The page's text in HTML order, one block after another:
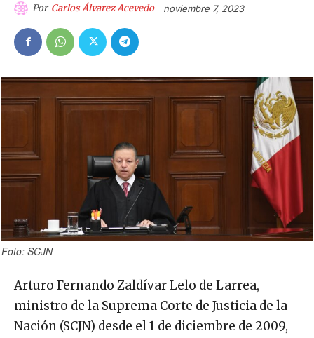
Por Carlos Álvarez Acevedo noviembre 7, 2023
Foto: SCJN
Arturo Fernando Zaldívar Lelo de Larrea​​,
ministro de la Suprema Corte de Justicia de la
Nación (SCJN) desde el 1 de diciembre de 2009,